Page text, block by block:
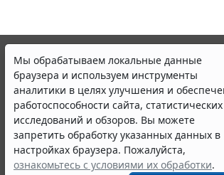
Мы обрабатываем локальные данные
браузера и используем инструменты
аналитики в целях улучшения и
работоспособности сайта, статистических
исследований и обзоров. Вы можете
запретить обработку указанных данных в
настройках браузера. Пожалуйста,
ознакомьтесь с условиями их обработки.
© ООО "НПП "ГАРАНТ-СЕРВИС", 2026.
участниками Российской ассоциации
Все права на материалы сайта
Полное или частичное
Правила использования портала.
Портал ГАРАНТ.РУ зарегистрирован в
надзору в сфере связи,информационных
(Роскомнадзором), Эл № ФС77-58365 от 18